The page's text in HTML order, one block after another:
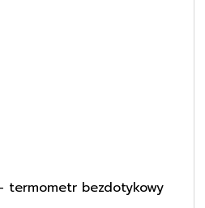
termometr bezdotykowy